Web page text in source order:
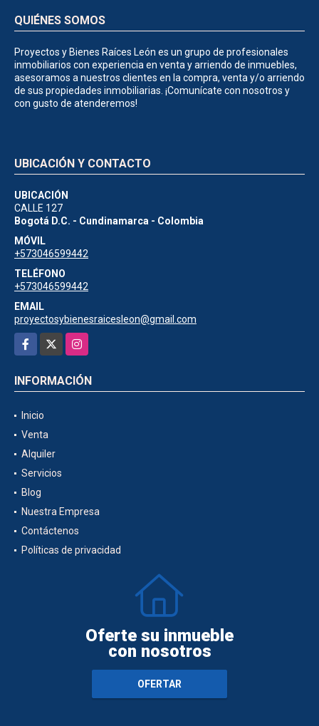
QUIÉNES SOMOS
Proyectos y Bienes Raíces León es un grupo de profesionales
inmobiliarios con experiencia en venta y arriendo de inmuebles,
asesoramos a nuestros clientes en la compra, venta y/o arriendo
de sus propiedades inmobiliarias. ¡Comunícate con nosotros y
con gusto de atenderemos!
UBICACIÓN Y CONTACTO
UBICACIÓN
CALLE 127
Bogotá D.C. - Cundinamarca - Colombia
MÓVIL
+573046599442
TELÉFONO
+573046599442
EMAIL
proyectosybienesraicesleon@gmail.com
Facebook
Instagram
INFORMACIÓN
Inicio
Venta
Alquiler
Servicios
Blog
Nuestra Empresa
Contáctenos
Políticas de privacidad
Oferte su inmueble
con nosotros
OFERTAR